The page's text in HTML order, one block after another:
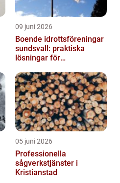
09 juni 2026
Boende idrottsföreningar
sundsvall: praktiska
lösningar för
cuphelger
05 juni 2026
Professionella
sågverkstjänster i
Kristianstad